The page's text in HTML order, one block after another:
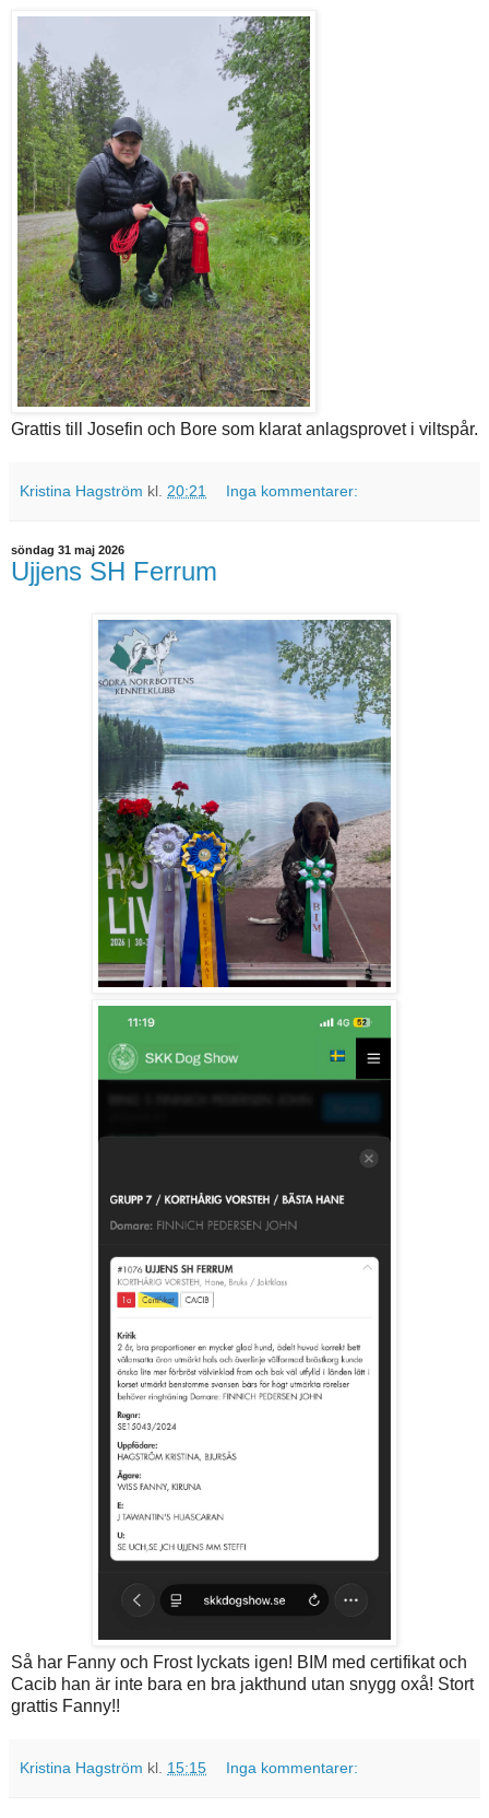
Grattis till Josefin och Bore som klarat anlagsprovet i viltspår.
Kristina Hagström kl. 20:21 Inga kommentarer:
söndag 31 maj 2026
Ujjens SH Ferrum
Så har Fanny och Frost lyckats igen! BIM med certifikat och
Cacib han är inte bara en bra jakthund utan snygg oxå! Stort
grattis Fanny!!
Kristina Hagström kl. 15:15 Inga kommentarer: